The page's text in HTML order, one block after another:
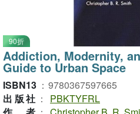
90折
Addiction, Modernity,
Guide to Urban Space
ISBN13 ： 9780367597665
出版社 ：
PBKTYFRL